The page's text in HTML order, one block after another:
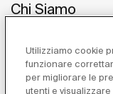
Chi Siamo
Ispirazione
Utilizziamo cookie
funzionare
per migliorare le
utenti e